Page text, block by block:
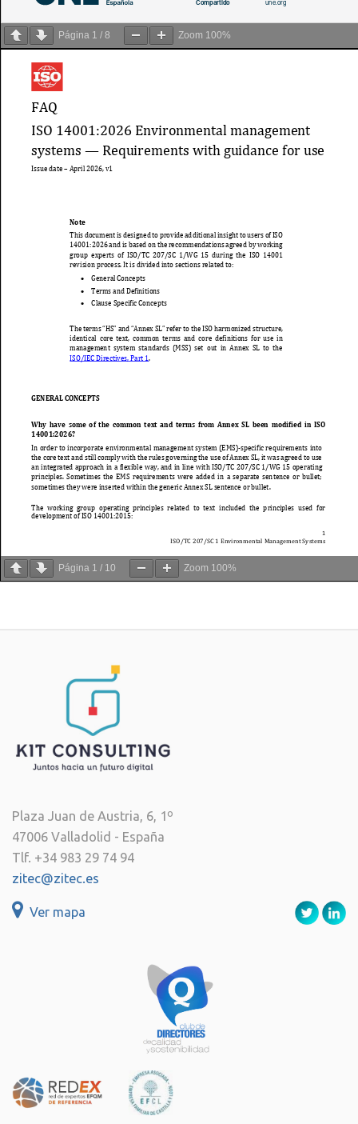
Página 1 / 8 Zoom 100%
Página 1 / 10 Zoom 100%
Plaza Juan de Austria, 6, 1º
47006 Valladolid - España
Tlf. +34 983 29 74 94
zitec@zitec.es
Ver mapa